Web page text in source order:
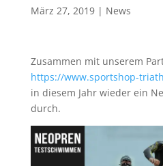
März 27, 2019| News
Zusammen mit unserem
https://www.sportshop-
in diesem Jahr wieder ein
durch.